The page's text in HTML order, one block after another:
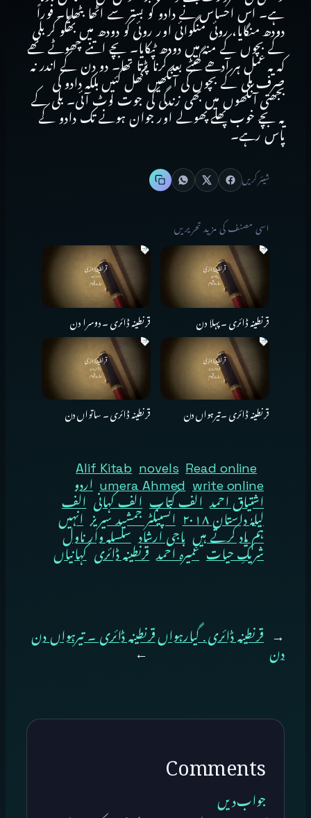
ہے۔ اس احساس نے دادو کو بستر سے اٹھا بٹھایا۔ فوراً
دودھ منگایا، روئی منگوائی اور روئی کو دودھ میں بھگو کر بلی
کے بچوں کے منہ میں دودھ ٹپکایا۔ بچے اتنے چھوٹے تھے
کہ یہ عمل ہر آدھے گھنٹے بعد کرنا پڑتا تھا۔ دو دن کے اندر نہ
صرف بلی کے بچوں کی آنکھیں کھل گئیں بلکہ دادو کی
بجھتی آنکھوں میں بھی زندگی کی جوت لوٹ آئی۔ بلی کے
یہ بچے خوب پھلے پھولے اور جوان ہونے تک دادو کے
پاس رہے۔
شیئر کریں
اسی مصنف کی مزید تحریریں
قرنطینہ ڈائری ۔ پہلا دن قرنطینہ ڈائری ۔ دوسرا دن
قرنطینہ ڈائری ۔ تیرہواں دن قرنطینہ ڈائری ۔ ساتواں دن
Alif Kitab novels Read online
umera Ahmed write online
اردو
اشتیاق احمد الف کتاب الف کہانی الف
لیلہٰ داستان ۲۰۱۸
انسپیکٹر جمشید سیریز انہیں
ہم یاد کرتے ہیں باجی ارشاد سلسلہ وار ناول
شریکِ حیات عمیرہ احمد قرنطینہ ڈائری کہانیاں
←
قرنطینہ ڈائری . گیارہواں
دن
قرنطینہ ڈائری ۔ تیرہواں دن
→
Comments
جواب دیں